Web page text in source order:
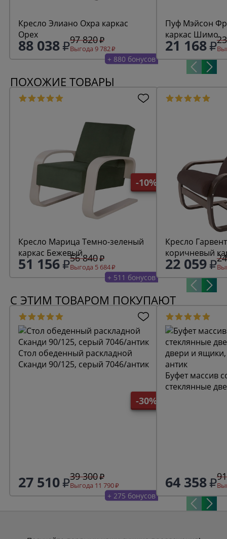
Кресло Элиано Охра каркас
Орех
88 038 97 820
Выгода 9 782
+ 880 бонусов
Пуф Мэйсон Фреш 19 минт
каркас Шимо
21 168
ПОХОЖИЕ ТОВАРЫ
-10%
Кресло Марица Темно-зеленый
каркас Бежевый
51 156 56 840
Выгода 5 684
+ 511 бонусов
Кресло Гарвента
22 059
С ЭТИМ ТОВАРОМ ПОКУПАЮТ
-30%
Стол обеденный раскладной
Сканди 90/125, серый 7046/антик
27 510 39 300
Выгода 11 790
+ 275 бонусов
Буфет массив
стеклянные
64 358